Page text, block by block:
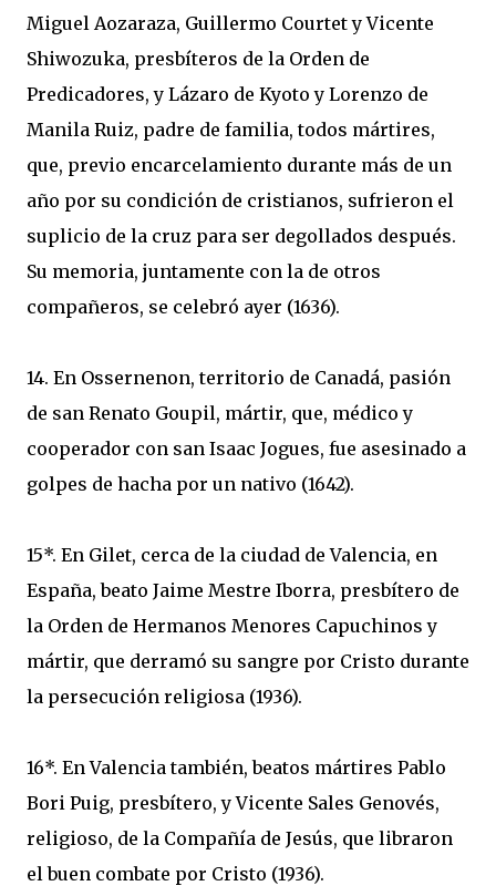
Miguel Aozaraza, Guillermo Courtet y Vicente
Shiwozuka, presbíteros de la Orden de
Predicadores, y Lázaro de Kyoto y Lorenzo de
Manila Ruiz, padre de familia, todos mártires,
que, previo encarcelamiento durante más de un
año por su condición de cristianos, sufrieron el
suplicio de la cruz para ser degollados después.
Su memoria, juntamente con la de otros
compañeros, se celebró ayer (1636).
14. En Ossernenon, territorio de Canadá, pasión
de san Renato Goupil, mártir, que, médico y
cooperador con san Isaac Jogues, fue asesinado a
golpes de hacha por un nativo (1642).
15*. En Gilet, cerca de la ciudad de Valencia, en
España, beato Jaime Mestre Iborra, presbítero de
la Orden de Hermanos Menores Capuchinos y
mártir, que derramó su sangre por Cristo durante
la persecución religiosa (1936).
16*. En Valencia también, beatos mártires Pablo
Bori Puig, presbítero, y Vicente Sales Genovés,
religioso, de la Compañía de Jesús, que libraron
el buen combate por Cristo (1936).